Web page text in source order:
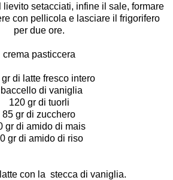
lievito setacciati, infine il sale, formare
con pellicola e lasciare il frigorifero
per due ore.
crema pasticcera
di latte fresco intero
di vaniglia
120 gr di tuorli
85 gr di zucchero
gr di amido di mais
gr di amido di riso
con la stecca di vaniglia.